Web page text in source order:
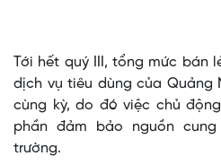
Tới hết quý III, tổng mức bán
dịch vụ tiêu dùng của Quảng
cùng kỳ, do đó việc chủ
phần đảm bảo nguồn
trường.